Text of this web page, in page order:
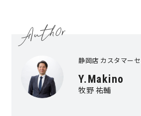
家具まで標準仕様の空間コー
身体に優しい自然素材の家
耐震等級3 & 許容応力度計算
静岡店 カスタマー
Y.Makino
牧野 祐輔